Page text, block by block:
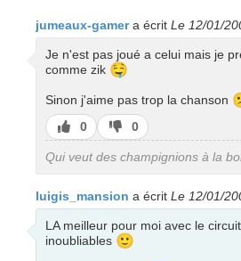
jumeaux-gamera écrit Le 12/01/
Je n'est pas joué a celui mais je
comme zik 🤤
Sinon j'aime pas trop la chanson
J’aime
0
J’aime
pas
0
Qui veut des champignions à la
luigis_mansion a écrit Le 12/01/
LA meilleur pour moi avec le
inoubliables 🙂